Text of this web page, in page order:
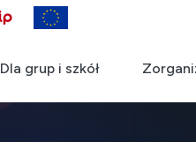
Dla grup i szkół